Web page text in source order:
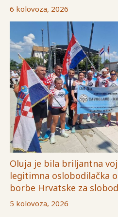
6 kolovoza, 2026
Oluja je bila briljantna
legitimna oslobodilačka
borbe Hrvatske za
5 kolovoza, 2026